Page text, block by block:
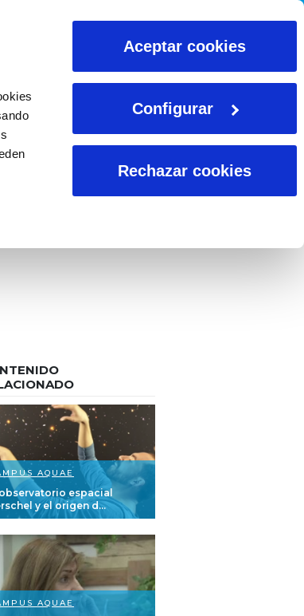
Aceptar cookies
Configurar
Rechazar cookies
AQUAE
espacial
y el origen d...
AQUAE